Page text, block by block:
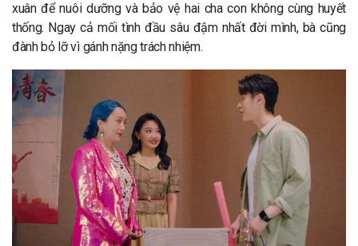
xuân để nuôi dưỡng và bảo vệ hai cha con không cùng huyết
thống. Ngay cả mối tình đầu sâu đậm nhất đời mình, bà cũng
đành bỏ lỡ vì gánh nặng trách nhiệm.